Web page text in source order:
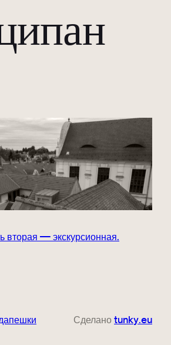
вторая — экскурсионная.
Сделаноtunky.eu